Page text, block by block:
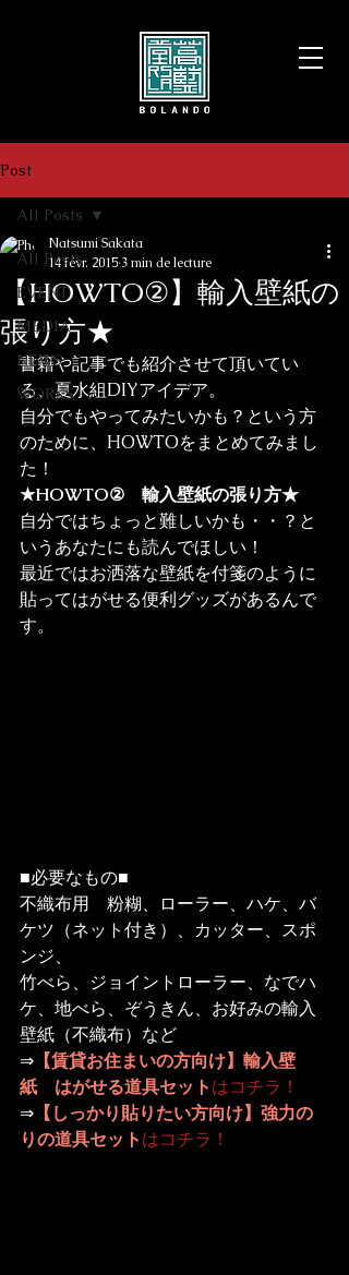
Post
All Posts
EVENT
MEDIA
NEWS
WORKS
All Posts
【HOWTO②】輸入壁紙の
張り方★
Natsumi Sakata
14 févr. 2015 3 min de lecture
書籍や記事でも紹介させて頂いてい
る、夏水組DIYアイデア。
自分でもやってみたいかも？という方
のために、HOWTOをまとめてみまし
た！
★HOWTO②　輸入壁紙の張り方★
自分ではちょっと難しいかも・・？と
いうあなたにも読んでほしい！
最近ではお洒落な壁紙を付箋のように
貼ってはがせる便利グッズがあるんで
す。
■必要なもの■
不織布用　粉糊、ローラー、ハケ、バ
ケツ（ネット付き）、カッター、スポ
ンジ、
竹べら、ジョイントローラー、なでハ
ケ、地べら、ぞうきん、お好みの輸入
壁紙（不織布）など
⇒ 【賃貸お住まいの方向け】輸入壁
紙　はがせる道具セットはコチラ！
⇒ 【しっかり貼りたい方向け】強力の
りの道具セットはコチラ！